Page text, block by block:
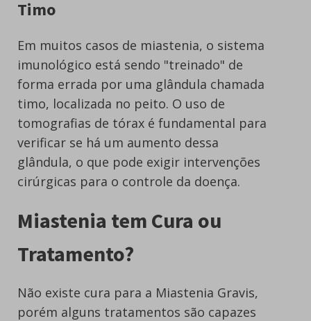
Timo
Em muitos casos de miastenia, o sistema
imunológico está sendo "treinado" de
forma errada por uma glândula chamada
timo, localizada no peito. O uso de
tomografias de tórax é fundamental para
verificar se há um aumento dessa
glândula, o que pode exigir intervenções
cirúrgicas para o controle da doença.
Miastenia tem Cura ou
Tratamento?
Não existe cura para a Miastenia Gravis,
porém alguns tratamentos são capazes